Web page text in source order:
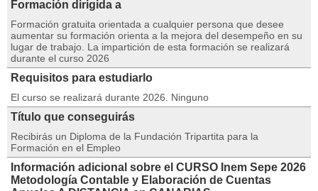
Formación dirigida a
Formación gratuita orientada a cualquier persona que desee
aumentar su formación orienta a la mejora del desempeño en su
lugar de trabajo. La impartición de esta formación se realizará
durante el curso 2026
Requisitos para estudiarlo
El curso se realizará durante 2026. Ninguno
Título que conseguirás
Recibirás un Diploma de la Fundación Tripartita para la
Formación en el Empleo
Información adicional sobre el CURSO Inem Sepe 2026
Metodología Contable y Elaboración de Cuentas